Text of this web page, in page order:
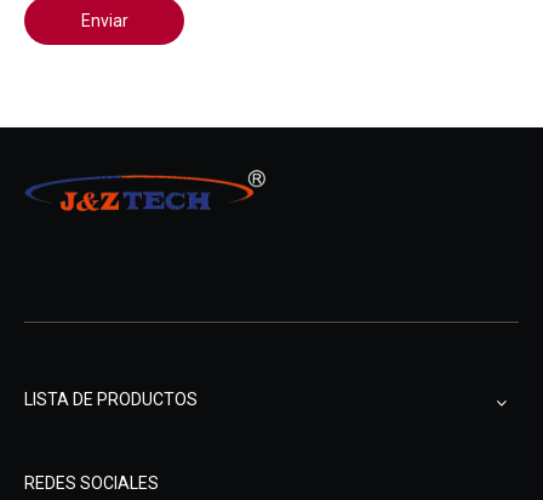
Enviar
LISTA DE PRODUCTOS
REDES SOCIALES